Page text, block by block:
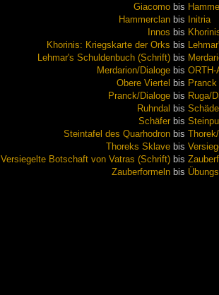
Giacomo bis
Hammerclan bis
Initria
Innos bis
Khorinis: Kriegskarte der Orks bis
Lehmar's Schuldenbuch (Schrift) bis
Merdarion/Dialoge bis ORTH-
Obere Viertel
bis Pranck
Pranck/Dialoge bis Ruga/
Ruhndal
bis
Schäfer bis
Steintafel des Quarhodron bis
Thoreks Sklave bis
Versiegelte Botschaft von Vatras (Schrift) bis
Zauberformeln bis